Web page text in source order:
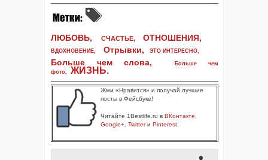
ЛЮБОВЬ, СЧАСТЬЕ, ОТНОШЕНИЯ,
ВДОХНОВЕНИЕ, Отрывки, ЭТО ИНТЕРЕСНО,
Больше чем слова,
Больше чем
фото, ЖИЗНЬ.
Жми «Нравится» и получай лучшие
посты в Фейсбуке!
Читайте 1Bestlife.ru в ВКонтакте
Google+ Twitterи Pinterest